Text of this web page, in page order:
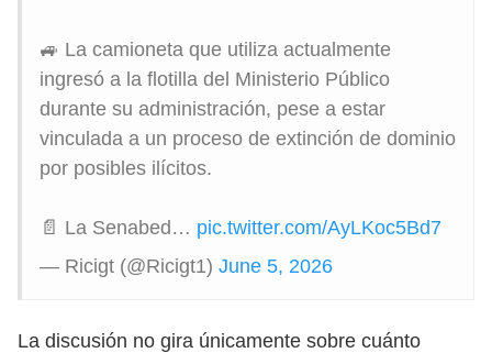
🚙 La camioneta que utiliza actualmente
ingresó a la flotilla del Ministerio Público
durante su administración, pese a estar
vinculada a un proceso de extinción de dominio
por posibles ilícitos.
📄 La Senabed… pic.twitter.com/AyLKoc5Bd7
— Ricigt (@Ricigt1) June 5, 2026
La discusión no gira únicamente sobre cuánto